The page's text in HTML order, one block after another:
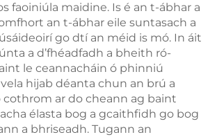
faoiniúla maidine. Is é an t-ábhar a
an t-ábhar eile suntasach a
go dtí an méid is mó. In áit
a d’fhéadfadh a bheith ró-
le ceannacháin ó phinniú
hijab déanta chun an brú a
ar do cheann ag baint
élasta bog a gcaithfidh go bog
a bhriseadh. Tugann an